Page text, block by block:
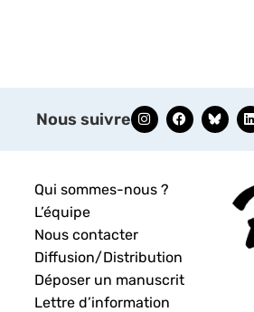
Nous suivre
Qui sommes-nous ?
L’équipe
Nous contacter
Diffusion/Distribution
Déposer un manuscrit
Lettre d’information